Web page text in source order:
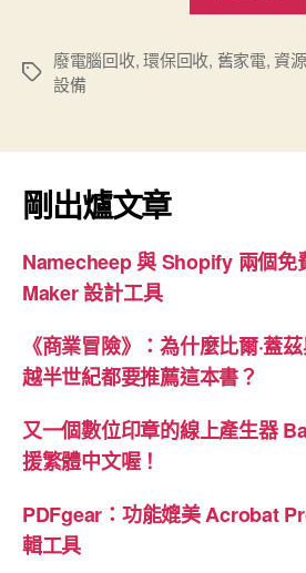
標
廢電腦回收,環保回收, 舊家電,資
設備
剛出爐文章
Namecheep 與 Shopify 兩個免
Maker 設計工具
《商業冒險》：為什麼比爾·蓋
越半世紀都要推薦這本書？
又一個數位印章的線上產生器
援繁體中文喔！
PDFgear：功能媲美 Acrobat
輯工具